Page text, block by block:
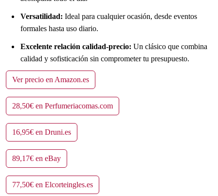
Versatilidad: Ideal para cualquier ocasión, desde eventos
formales hasta uso diario.
Excelente relación calidad-precio: Un clásico que combina
calidad y sofisticación sin comprometer tu presupuesto.
Ver precio en Amazon.es
28,50€ en Perfumeriacomas.com
16,95€ en Druni.es
89,17€ en eBay
77,50€ en Elcorteingles.es